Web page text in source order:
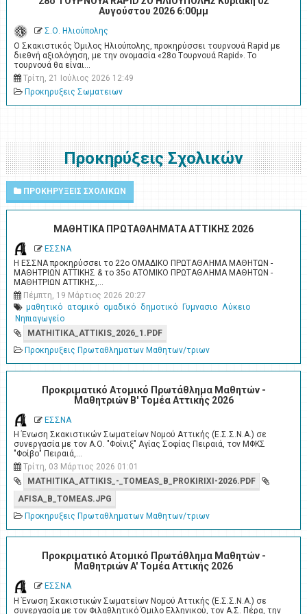
Αυγούστου 2026 6:00μμ
Σ.Ο. Ηλιούπολης
Ο Σκακιστικός Όμιλος Ηλιούπολης, προκηρύσσει τουρνουά Rapid με
διεθνή αξιολόγηση, με την ονομασία «28ο Tουρνουά Rapid». Το
τουρνουά θα είναι…
Τρίτη, 21 Ιούλιος 2026 12:49
Προκηρυξεις Σωματειων
Προκηρύξεις Σχολικών
ΠΡΟΚΗΡΥΞΕΙΣ ΣΧΟΛΙΚΩΝ
ΜΑΘΗΤΙΚΑ ΠΡΩΤΑΘΛΗΜΑΤΑ ΑΤΤΙΚΗΣ 2026
ΕΣΣΝΑ
Η ΕΣΣΝΑ προκηρύσσει το 22ο ΟΜΑΔΙΚΟ ΠΡΩΤΑΘΛΗΜΑ ΜΑΘΗΤΩΝ -
ΜΑΘΗΤΡΙΩΝ ΑΤΤΙΚΗΣ & το 35ο ΑΤΟΜΙΚΟ ΠΡΩΤΑΘΛΗΜΑ ΜΑΘΗΤΩΝ -
ΜΑΘΗΤΡΙΩΝ ΑΤΤΙΚΗΣ,…
Πέμπτη, 19 Μάρτιος 2026 20:27
μαθητικό ατομικό ομαδικό δημοτικό Γυμνασιο Λύκειο
Νηπιαγωγείο
MATHITIKA_ATTIKIS_2026_1.PDF
Προκηρυξεις Πρωταθληματων Μαθητων/τριων
Προκριματικό Ατομικό Πρωτάθλημα Μαθητών -
Μαθητριών Β' Τομέα Αττικής 2026
ΕΣΣΝΑ
Η Ένωση Σκακιστικών Σωματείων Νομού Αττικής (Ε.Σ.Σ.Ν.Α.) σε
συνεργασία με τον Α.Ο. "Φοίνιξ" Αγίας Σοφίας Πειραιά, τον ΜΦΚΣ
"Φοίβο" Πειραιά,…
Τρίτη, 03 Μάρτιος 2026 01:01
MATHITIKA_ATTIKIS_-_TOMEAS_B_PROKIRIXI-2026.PDF
AFISA_B_TOMEAS.JPG
Προκηρυξεις Πρωταθληματων Μαθητων/τριων
Προκριματικό Ατομικό Πρωτάθλημα Μαθητών -
Μαθητριών A' Τομέα Αττικής 2026
ΕΣΣΝΑ
Η Ένωση Σκακιστικών Σωματείων Νομού Αττικής (Ε.Σ.Σ.Ν.Α.) σε
συνεργασία με τον Φιλαθλητικό Όμιλο Ελληνικού, τον Α.Σ. Πέρα, την